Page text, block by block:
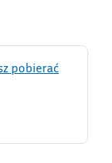
pobierać